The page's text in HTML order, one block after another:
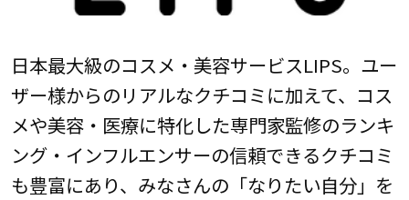
日本最大級のコスメ・美容サービスLIPS。ユー
ザー様からのリアルなクチコミに加えて、コス
メや美容・医療に特化した専門家監修のランキ
ング・インフルエンサーの信頼できるクチコミ
も豊富にあり、みなさんの「なりたい自分」を